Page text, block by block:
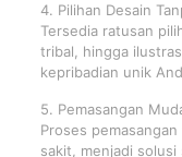
4. Pilihan Desain
Tersedia ratusan
tribal, hingga
kepribadian unik
5. Pemasangan
Proses
sakit, menjadi